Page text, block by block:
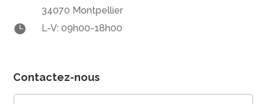
34070 Montpellier
 L-V: 09h00-18h00
Contactez-nous